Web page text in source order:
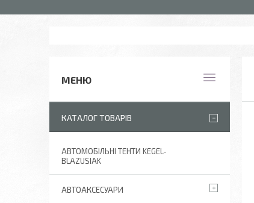
КАТАЛОГ ТОВАРІВ
АВТОМОБІЛЬНІ ТЕНТИ KEGEL-
BLAZUSIAK
АВТОАКСЕСУАРИ